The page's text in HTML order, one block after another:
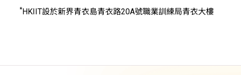
*HKIIT設於新界青衣島青衣路20A號職業訓練局青衣大樓